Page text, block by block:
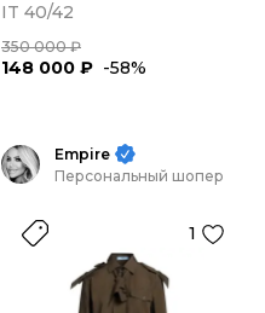
IT 40/42
350 000 ₽
148 000 ₽ -58%
Empire
Персональный шопер
1